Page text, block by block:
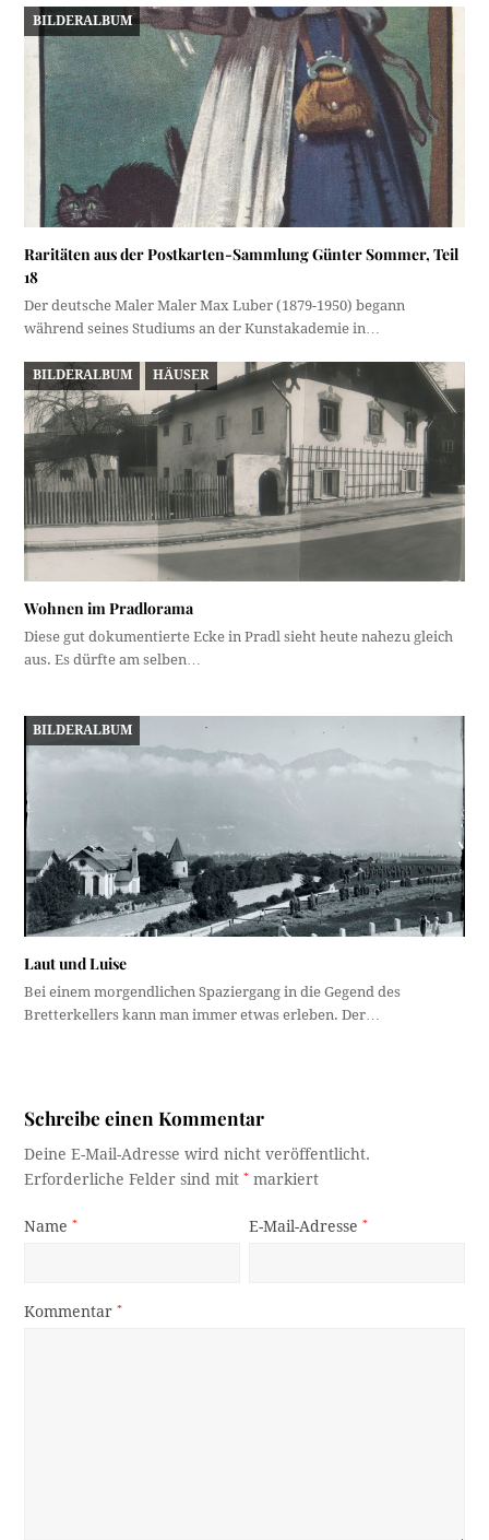
BILDERALBUM
Raritäten aus der Postkarten-Sammlung Günter Sommer, Teil
18
Der deutsche Maler Maler Max Luber (1879-1950) begann
während seines Studiums an der Kunstakademie in…
BILDERALBUM HÄUSER
Wohnen im Pradlorama
Diese gut dokumentierte Ecke in Pradl sieht heute nahezu gleich
aus. Es dürfte am selben…
BILDERALBUM
Laut und Luise
Bei einem morgendlichen Spaziergang in die Gegend des
Bretterkellers kann man immer etwas erleben. Der…
Schreibe einen Kommentar
Deine E-Mail-Adresse wird nicht veröffentlicht.
Erforderliche Felder sind mit* markiert
Name* E-Mail-Adresse*
Kommentar*